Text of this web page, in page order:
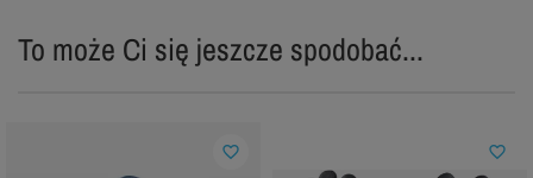
To może Ci się jeszcze spodobać...
favorite_border favorite_border